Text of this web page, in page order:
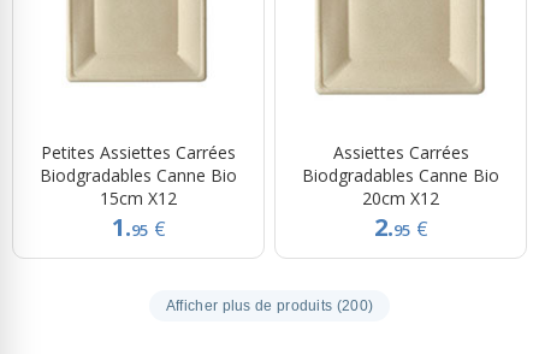
Petites Assiettes Carrées
Biodgradables Canne Bio
15cm X12
1.95 €
Assiettes Carrées
Biodgradables Canne Bio
20cm X12
2.95 €
Afficher plus de produits (200)